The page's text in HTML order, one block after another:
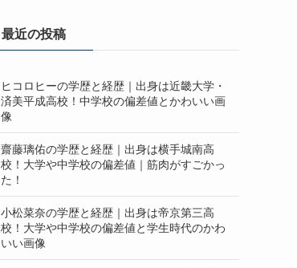
最近の投稿
ヒコロヒーの学歴と経歴｜出身は近畿大学・
済美平成高校！中学校の偏差値とかわいい画
像
齋藤璃佑の学歴と経歴｜出身は横手城南高
校！大学や中学校の偏差値｜筋肉がすごかっ
た！
小松菜奈の学歴と経歴｜出身は帝京第三高
校！大学や中学校の偏差値と学生時代のかわ
いい画像